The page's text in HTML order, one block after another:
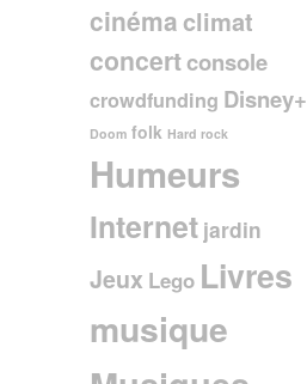
cinéma climat
concertconsole
crowdfunding Disney+
Doom folk Hard rock
Humeurs
Internet jardin
Jeux Lego Livres
musique